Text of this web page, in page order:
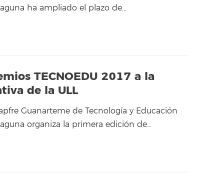
ha ampliado el plazo de…
TECNOEDU 2017 a la
de la ULL
Guanarteme de Tecnología y Educación
organiza la primera edición de…